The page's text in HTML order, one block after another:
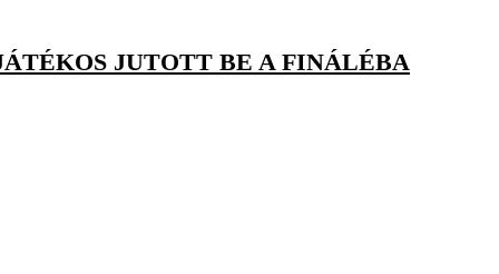
JUTOTT BE A FINÁLÉBA